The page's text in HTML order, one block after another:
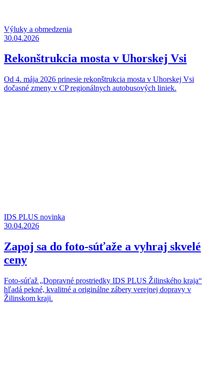
Výluky a obmedzenia
30.04.2026
Rekonštrukcia mosta v Uhorskej Vsi
Od 4. mája 2026 prinesie rekonštrukcia mosta v Uhorskej Vsi
dočasné zmeny v CP regionálnych autobusových liniek.
IDS PLUS novinka
30.04.2026
Zapoj sa do foto-súťaže a vyhraj skvelé
ceny
Foto-súťaž „Dopravné prostriedky IDS PLUS Žilinského kraja“
hľadá pekné, kvalitné a originálne zábery verejnej dopravy v
Žilinskom kraji.